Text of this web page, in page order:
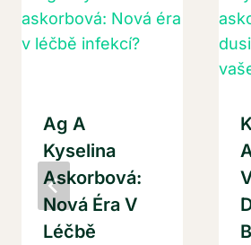
Ag A
Kyselina
Askorbová:
Nová Éra V
Léčbě